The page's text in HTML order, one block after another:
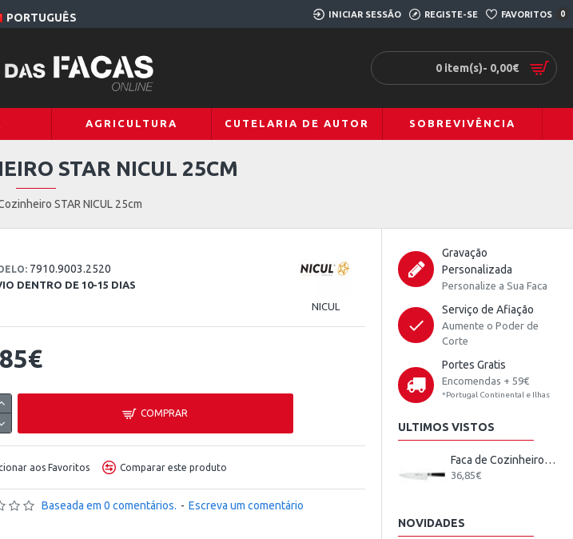
PORTUGUÊS INICIAR SESSÃO REGISTE-SE FAVORITOS 0
0 item(s)- 0,00€
AGRICULTURA CUTELARIA DE AUTOR SOBREVIVÊNCIA
STAR NICUL 25cm
STAR NICUL 25CM
7910.9003.2520
DENTRO DE 10-15 DIAS
NICUL
Baseada em 0 comentários. - Escreva um comentário
COMPRAR
aos Favoritos Comparar este produto
Gravação
Personalizada
Personalize a Sua Faca
Serviço de Afiação
Aumente o Poder de
Corte
Portes Gratis
Encomendas + 59€
*Portugal Continental e Ilhas
ULTIMOS VISTOS
Faca de Cozinheiro STAR NICUL 25cm
36,85€
NOVIDADES